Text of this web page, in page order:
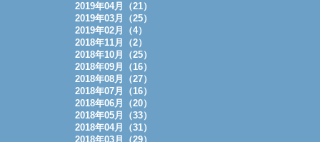
2019年04月（21）
2019年03月（25）
2019年02月（4）
2018年11月（2）
2018年10月（25）
2018年09月（16）
2018年08月（27）
2018年07月（16）
2018年06月（20）
2018年05月（33）
2018年04月（31）
2018年03月（29）